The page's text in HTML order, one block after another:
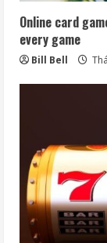
Online card
every game
Bill Bell